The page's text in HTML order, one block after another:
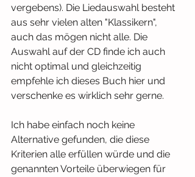
vergebens). Die Liedauswahl besteht
aus sehr vielen alten "Klassikern",
auch das mögen nicht alle. Die
Auswahl auf der CD finde ich auch
nicht optimal und gleichzeitig
empfehle ich dieses Buch hier und
verschenke es wirklich sehr gerne.
Ich habe einfach noch keine
Alternative gefunden, die diese
Kriterien alle erfüllen würde und die
genannten Vorteile überwiegen für